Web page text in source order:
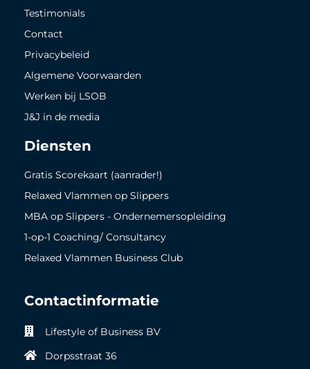
Testimonials
Contact
Privacybeleid
Algemene Voorwaarden
Werken bij LSOB
J&J in de media
Diensten
Gratis Scorekaart (aanrader!)
Relaxed Vlammen op Slippers
MBA op Slippers - Ondernemersopleiding
1-op-1 Coaching/ Consultancy
Relaxed Vlammen Business Club
Contactinformatie
Lifestyle of Business BV
Dorpsstraat 36